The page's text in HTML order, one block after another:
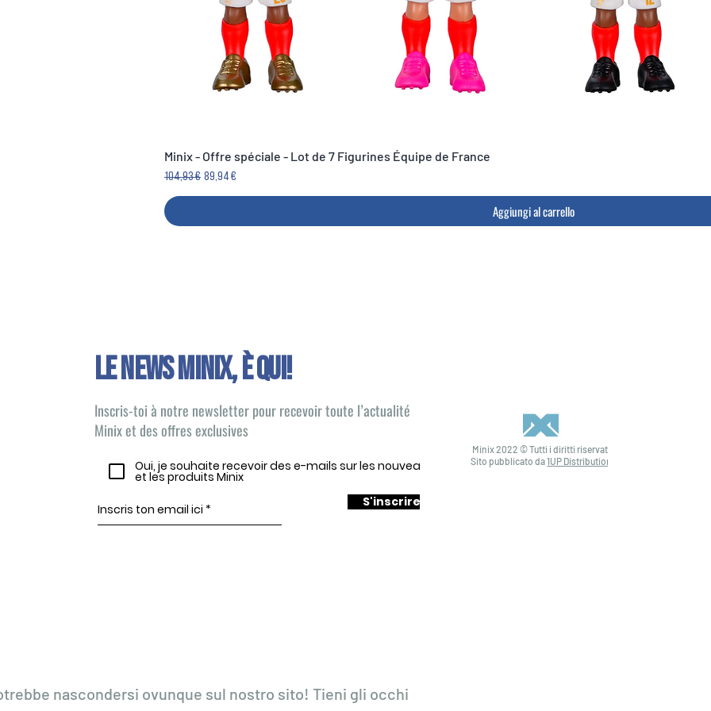
Minix - Offre spéciale - Lot de 7 Figurines Équipe de France
Prezzo regolare
104,93 € Prezzo scontato
89,94 €
Aggiungi al carrello
Le news Minix, È QUI!
Inscris-toi à notre newsletter pour recevoir toute l’actualité
Minix et des offres exclusives
Oui, je souhaite recevoir des e-mails sur les nouveautés
et les produits Minix
S'inscrire
Minix 2022 © Tutti i diritti riservati
Sito pubblicato da1UP Distribution
nascondersi ovunque sul nostro sito! Tieni gli occhi